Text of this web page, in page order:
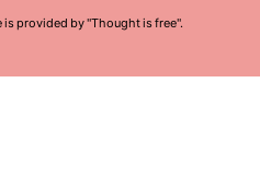
is provided by "Thought is free".